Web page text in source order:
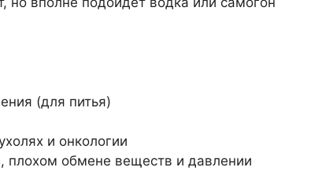
(для питья)
и онкологии
плохом обмене веществ и давлении